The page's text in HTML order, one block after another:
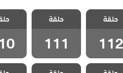
مد وجزر
2 مدبلج الحلقة
112
حلقة
112
مسلسل مد وجزر
2 مدبلج الحلقة
111
حلقة
111
مسلسل
2
مد وجزر مسلسل مد وجزر مسلسل